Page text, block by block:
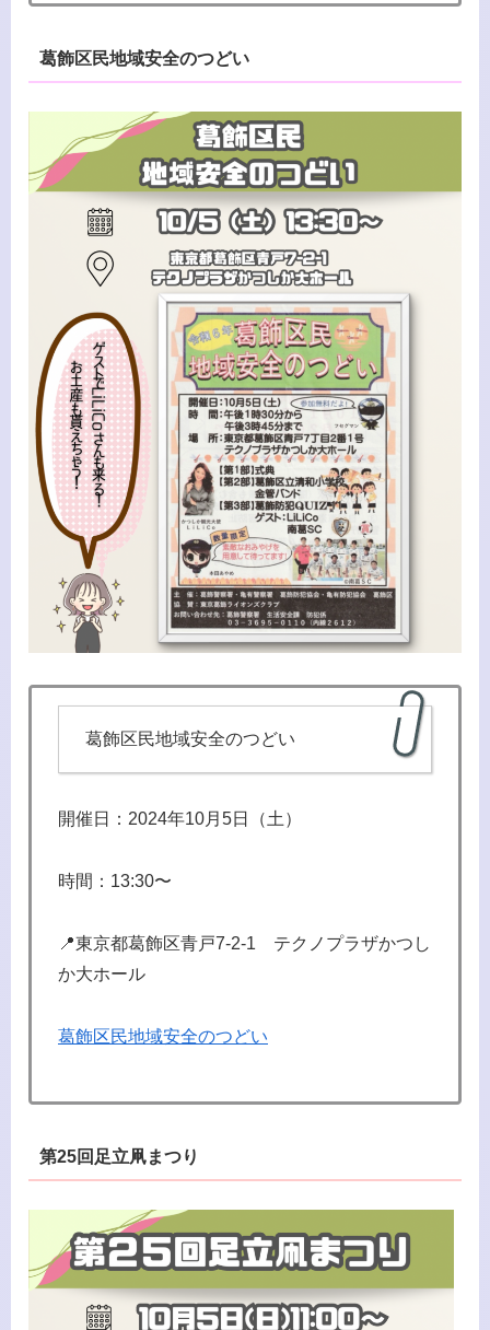
葛飾区民地域安全のつどい
葛飾区民地域安全のつどい
開催日：2024年10月5日（土）
時間：13:30〜
📍東京都葛飾区青戸7-2-1 テクノプラザかつし
か大ホール
葛飾区民地域安全のつどい
第25回足立凧まつり